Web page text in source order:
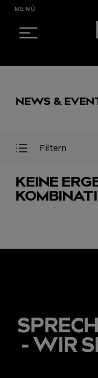
CONTENT
MENÜ
NEWS &
Filter
Filter
Filtern
KEINE
- WIR